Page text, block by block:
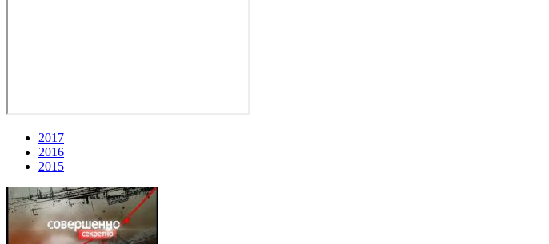
2017
2016
2015